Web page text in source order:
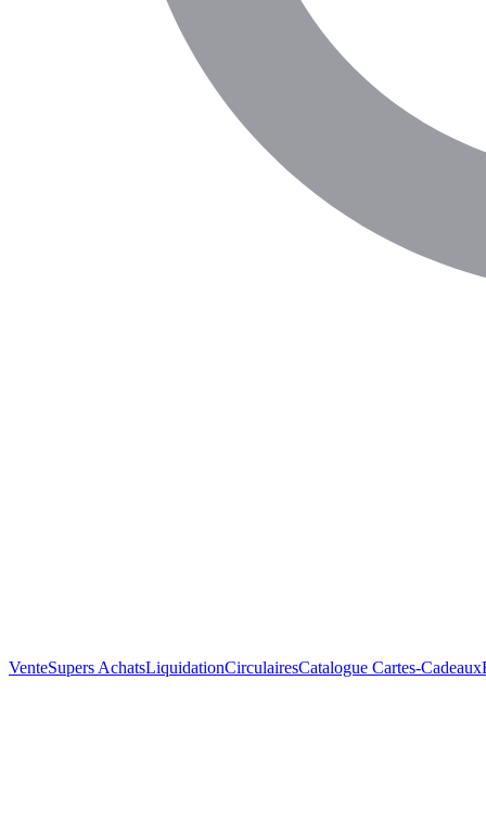
VenteSupers AchatsLiquidationCirculairesCatalogue Cartes-Cadeaux